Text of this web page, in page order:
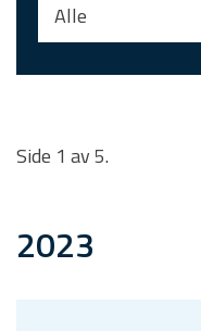
Alle
Side 1 av 5.
2023